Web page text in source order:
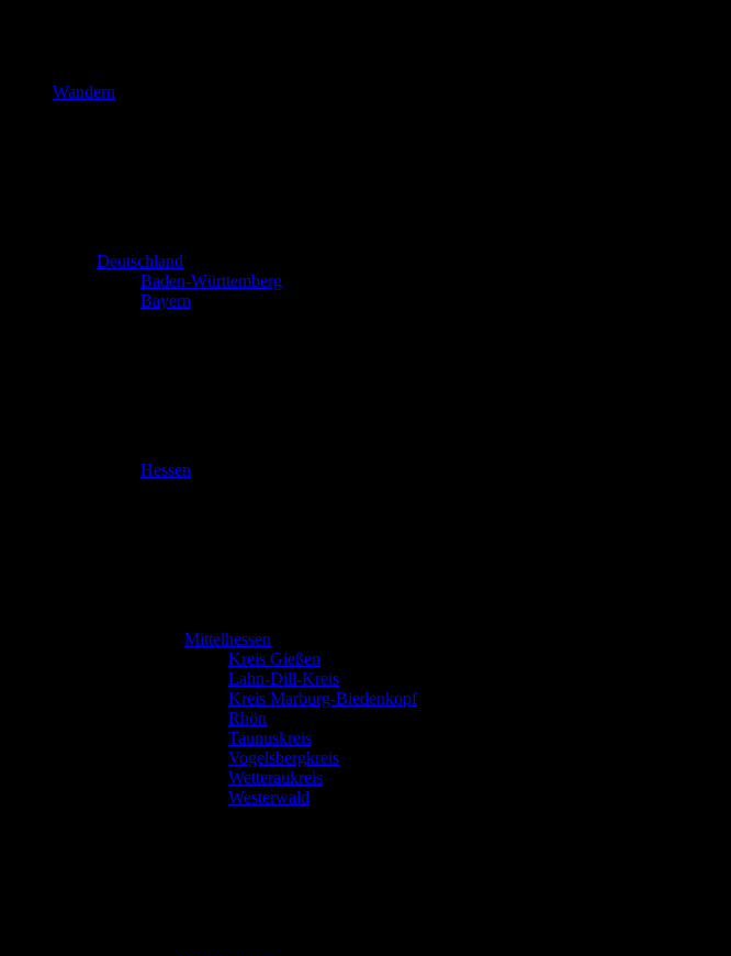
Wandern
Deutschland
Baden-Württemberg
Bayern
Hessen
Mittelhessen
Kreis Gießen
Lahn-Dill-Kreis
Kreis Marburg-Biedenkopf
Rhön
Taunuskreis
Vogelsbergkreis
Wetteraukreis
Westerwald